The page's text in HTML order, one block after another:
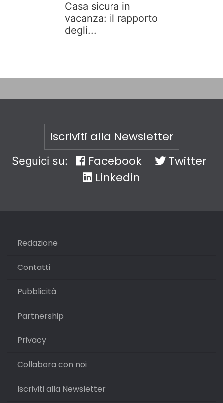
Casa sicura in
vacanza: il rapporto
degli...
Iscriviti alla Newsletter
Seguici su: Facebook
Twitter
Linkedin
Redazione
Contatti
Pubblicità
Partnership
Privacy
Collabora con noi
Iscriviti alla Newsletter